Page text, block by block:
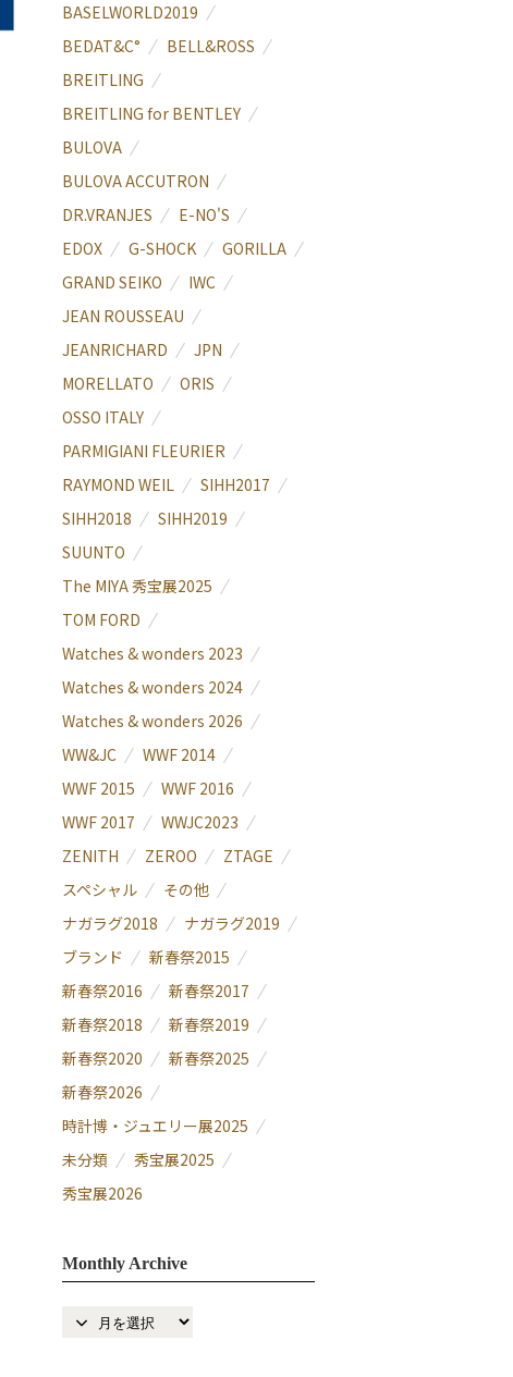
BASELWORLD2019
BEDAT&C°
BELL&ROSS
BREITLING
BREITLING for BENTLEY
BULOVA
BULOVA ACCUTRON
DR.VRANJES
E-NO'S
EDOX
G-SHOCK
GORILLA
GRAND SEIKO
IWC
JEAN ROUSSEAU
JEANRICHARD
JPN
MORELLATO
ORIS
OSSO ITALY
PARMIGIANI FLEURIER
RAYMOND WEIL
SIHH2017
SIHH2018
SIHH2019
SUUNTO
The MIYA 秀宝展2025
TOM FORD
Watches & wonders 2023
Watches & wonders 2024
Watches & wonders 2026
WW&JC
WWF 2014
WWF 2015
WWF 2016
WWF 2017
WWJC2023
ZENITH
ZEROO
ZTAGE
スペシャル
その他
ナガラグ2018
ナガラグ2019
ブランド
新春祭2015
新春祭2016
新春祭2017
新春祭2018
新春祭2019
新春祭2020
新春祭2025
新春祭2026
時計博・ジュエリー展2025
未分類
秀宝展2025
秀宝展2026
Monthly Archive